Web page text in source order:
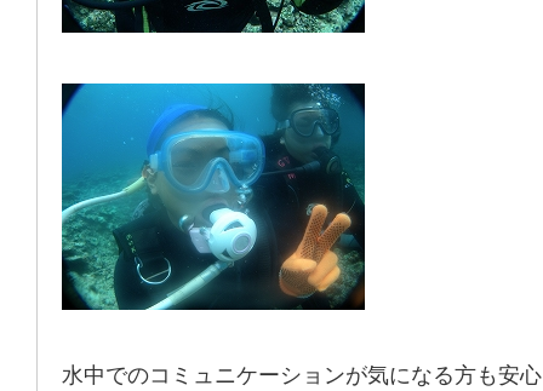
水中でのコミュニケーションが気になる方も安